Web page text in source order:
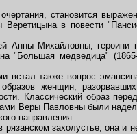
становится
в повести
Михайловны, героини
"Большая медведица"
встал также вопрос
женщин,
Классический образ
Веры Павловны были
направления.
захолустье, она и